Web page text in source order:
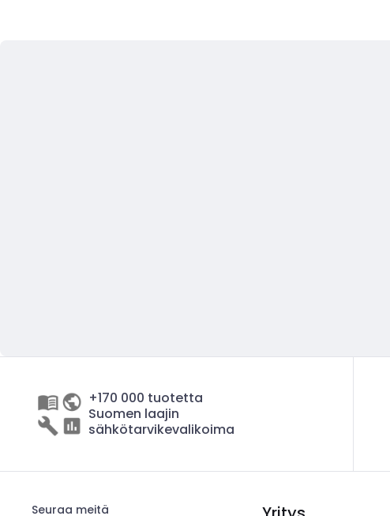
+170 000 tuotetta
Suomen laajin
sähkötarvikevalikoima
Seuraa meitä